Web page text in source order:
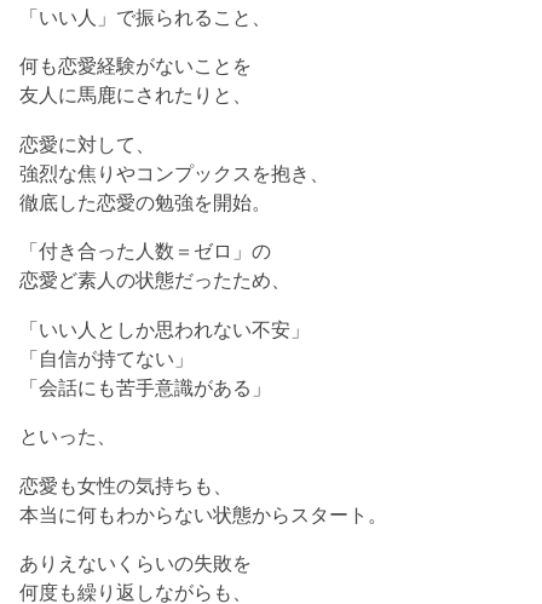
「いい人」で振られること、
何も恋愛経験がないことを
友人に馬鹿にされたりと、
恋愛に対して、
強烈な焦りやコンプックスを抱き、
徹底した恋愛の勉強を開始。
「付き合った人数＝ゼロ」の
恋愛ど素人の状態だったため、
「いい人としか思われない不安」
「自信が持てない」
「会話にも苦手意識がある」
といった、
恋愛も女性の気持ちも、
本当に何もわからない状態からスタート。
ありえないくらいの失敗を
何度も繰り返しながらも、